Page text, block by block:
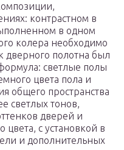
контрастном в
в одном
колера необходимо
дверного полотна был
светлые полы
цвета пола и
общего пространства
светлых тонов,
дверей и
цвета, с установкой в
и дополнительных